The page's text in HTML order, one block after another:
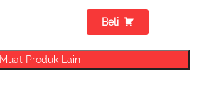
Beli
Muat Produk Lain